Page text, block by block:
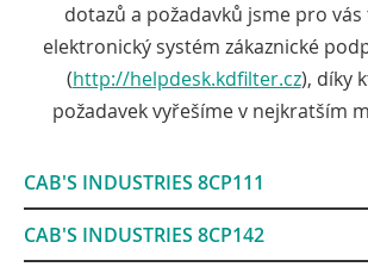
dotazů a požadavků jsme pro vás
elektronický systém zákaznické
(http://helpdesk.kdfilter.cz), díky
požadavek vyřešíme v nejkratším
CAB'S INDUSTRIES 8CP111
CAB'S INDUSTRIES 8CP142